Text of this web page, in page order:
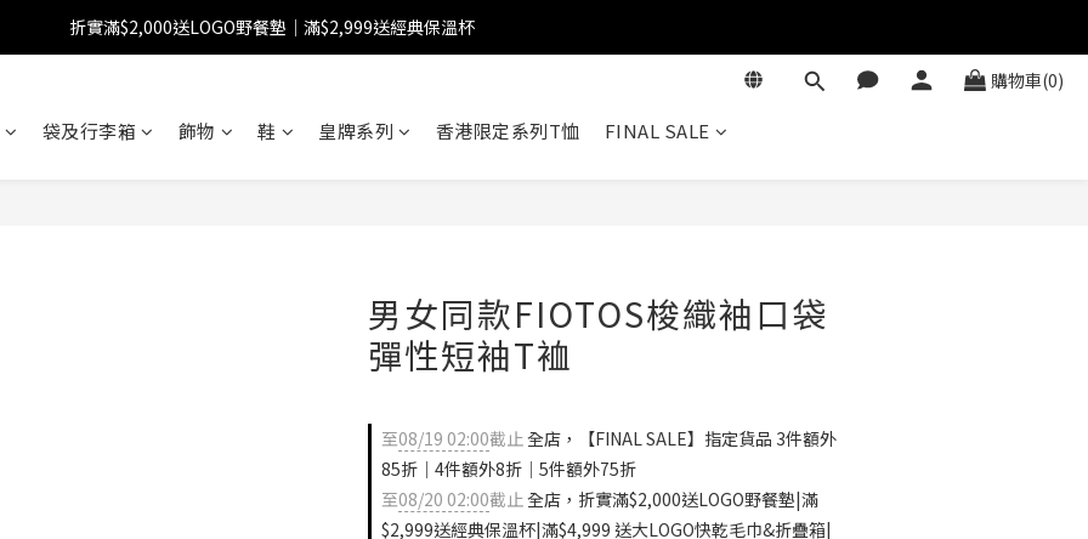
【FINAL SALE】指定商品低至38折
折實滿$2,000送LOGO野餐墊｜滿$2,999送經典保溫杯
【FINAL SALE】指定商品低至38折
購物車(0)
袋及行李箱 飾物 鞋 皇牌系列 香港限定系列T恤 FINAL SALE
男女同款FIOTOS梭織袖口袋
彈性短袖T裇
至08/19 02:00截止全店，【FINAL SALE】指定貨品 3件額外
85折｜4件額外8折｜5件額外75折
至08/20 02:00截止全店，折實滿$2,000送LOGO野餐墊|滿
$2,999送經典保溫杯|滿$4,999 送大LOGO快乾毛巾&折疊箱|